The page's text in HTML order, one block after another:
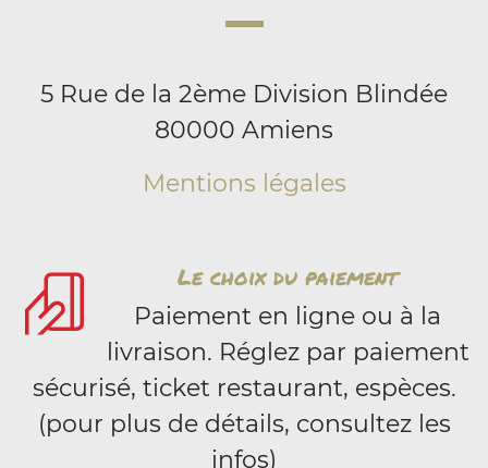
5 Rue de la 2ème Division Blindée
80000 Amiens
Mentions légales
Le choix du paiement
Paiement en ligne ou à la
livraison. Réglez par paiement
sécurisé, ticket restaurant, espèces.
(pour plus de détails, consultez les
infos)